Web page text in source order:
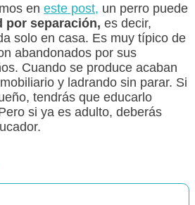
en este post, un perro puede
por separación, es decir,
solo en casa. Es muy típico de
abandonados por sus
Cuando se produce acaban
y ladrando sin parar. Si
tendrás que educarlo
si ya es adulto, deberás